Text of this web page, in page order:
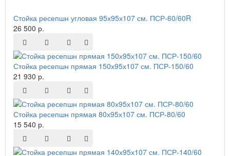
Стойка ресепшн угловая 95х95х107 см. ПСР-60/60R
26 500 р.
Стойка ресепшн прямая 150х95х107 см. ПСР-150/60
21 930 р.
Стойка ресепшн прямая 80х95х107 см. ПСР-80/60
15 540 р.